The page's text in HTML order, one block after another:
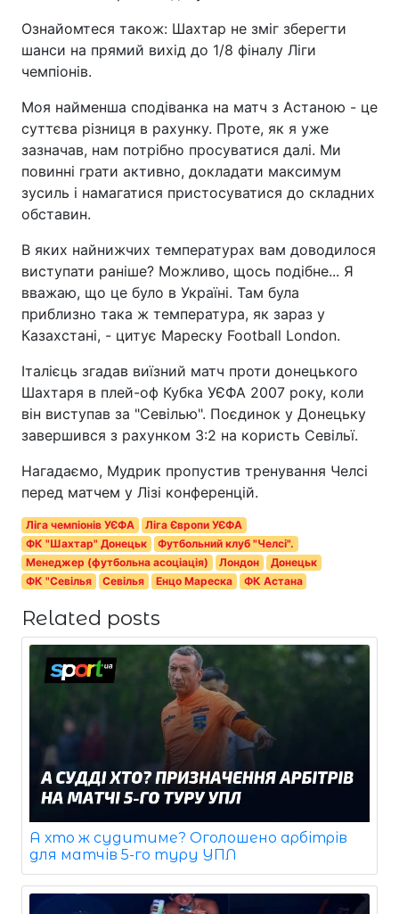
Ознайомтеся також: Шахтар не зміг зберегти
шанси на прямий вихід до 1/8 фіналу Ліги
чемпіонів.
Моя найменша сподіванка на матч з Астаною - це
суттєва різниця в рахунку. Проте, як я уже
зазначав, нам потрібно просуватися далі. Ми
повинні грати активно, докладати максимум
зусиль і намагатися пристосуватися до складних
обставин.
В яких найнижчих температурах вам доводилося
виступати раніше? Можливо, щось подібне... Я
вважаю, що це було в Україні. Там була
приблизно така ж температура, як зараз у
Казахстані, - цитує Мареску Football London.
Італієць згадав виїзний матч проти донецького
Шахтаря в плей-оф Кубка УЄФА 2007 року, коли
він виступав за "Севілью". Поєдинок у Донецьку
завершився з рахунком 3:2 на користь Севільї.
Нагадаємо, Мудрик пропустив тренування Челсі
перед матчем у Лізі конференцій.
Ліга чемпіонів УЄФА
Ліга Європи УЄФА
ФК "Шахтар" Донецьк
Футбольний клуб "Челсі".
Менеджер (футбольна асоціація)
Лондон
Донецьк
ФК "Севілья
Севілья Енцо Мареска ФК Астана
Related posts
А хто ж судитиме? Оголошено арбітрів
для матчів 5-го туру УПЛ